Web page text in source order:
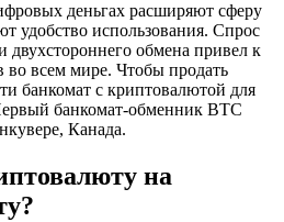
деньгах расширяют сферу
удобство использования. Спрос
двухстороннего обмена привел к
во всем мире. Чтобы продать
банкомат с криптовалютой для
банкомат-обменник BTC
Канада.
на